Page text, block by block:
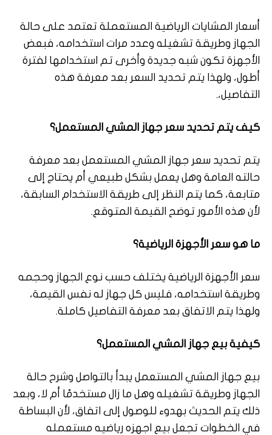
أسعار المشايات الرياضية المستعملة تعتمد على حالة
الجهاز وطريقة تشغيله وعدد مرات استخدامه، فبعض
الأجهزة تكون شبه جديدة وأخرى تم استخدامها لفترة
أطول، ولهذا يتم تحديد السعر بعد معرفة هذه
التفاصيل،.
كيف يتم تحديد سعر جهاز المشي المستعمل؟
يتم تحديد سعر جهاز المشي المستعمل بعد معرفة
حالته العامة وهل يعمل بشكل طبيعي أم يحتاج إلى
متابعة، كما يتم النظر إلى طريقة الاستخدام السابقة،
لأن هذه الأمور توضح القيمة المتوقع.
ما هو سعر الأجهزة الرياضية؟
سعر الأجهزة الرياضية يختلف حسب نوع الجهاز وحجمه
وطريقة استخدامه، فليس كل جهاز له نفس القيمة،
ولهذا يتم الاتفاق بعد معرفة التفاصيل كاملة.
كيفية بيع جهاز المشي المستعمل؟
بيع جهاز المشي المستعمل يبدأ بالتواصل وشرح حالة
الجهاز وطريقة تشغيله وهل ما زال مستخدمًا أم لا، وبعد
ذلك يتم الحديث بهدوء للوصول إلى اتفاق، لأن البساطة
في الخطوات تجعل بيع اجهزه رياضيه مستعمله